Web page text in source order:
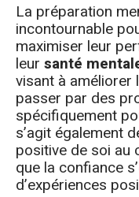
La préparation
incontournable
maximiser leur
leur santé
visant à améliorer
passer par des
spécifiquement
s’agit également
positive de soi au
que la confiance
d’expériences